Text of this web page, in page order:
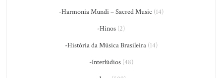
-Harmonia Mundi – Sacred Music (14)
-Hinos (2)
-História da Música Brasileira(14)
-Interlúdios(48)